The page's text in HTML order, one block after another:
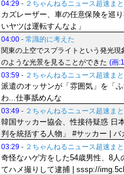
04:29 - ２ちゃんねるニュース超速ま
カズレーザー、車の任意保険を巡
いヤツは運転すんなよ」
04:00 - 常識的に考えた
関東の上空でスプライトという発光
のような光景を見ることができた (画
03:59 - ２ちゃんねるニュース超速ま
派遣のオッサンが「雰囲気」を「
わ...仕事舐めんな
03:49 - ２ちゃんねるニュース超速ま
韓国サッカー協会、性接待疑惑 日
判を統括する人物」 #サッカー | バ
03:29 - ２ちゃんねるニュース超速ま
奇怪なハゲ方をした54歳男性、8
てハメ撮りして逮捕 | sssp://